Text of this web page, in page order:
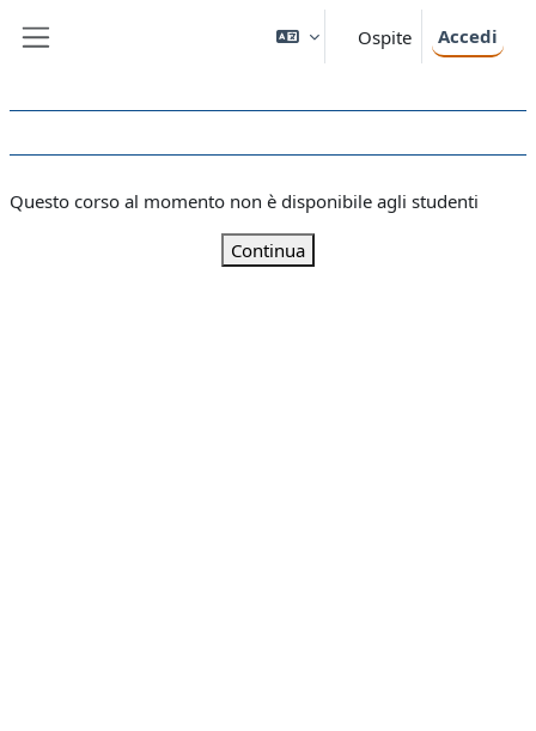
Ospite Accedi
Questo corso al momento non è disponibile agli studenti
Continua